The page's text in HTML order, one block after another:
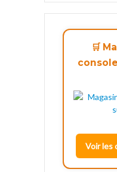
🛒
Voir les